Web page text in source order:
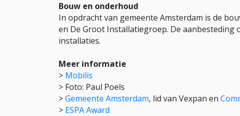
Bouw en onderhoud
In opdracht van gemeente Amsterdam is de
en De Groot Installatiegroep. De
installaties.
Meer informatie
> Mobilis
> Foto: Paul Poels
>Gemeente Amsterdam, lid van Vexpan en
> ESPA Award